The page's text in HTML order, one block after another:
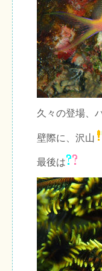
久々の登場、
壁際に、沢山
最後は